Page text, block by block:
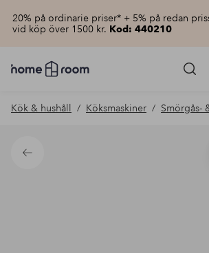
20% på ordinarie priser* + 5% på redan
vid köp över 1500 kr. Kod: 440210
Homeroom
–
hemmet
pris
Kök & hushåll Köksmaskiner Smörgås-
Tillbaka